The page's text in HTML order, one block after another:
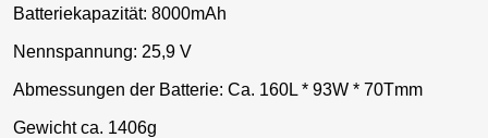
Batteriekapazität: 8000mAh
Nennspannung: 25,9 V
Abmessungen der Batterie: Ca. 160L * 93W * 70Tmm
Gewicht ca. 1406g